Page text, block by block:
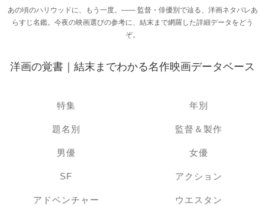
あの頃のハリウッドに、もう一度。―― 監督・俳優別で辿る、洋画ネタバレあ
らすじ名鑑。今夜の映画選びの参考に、結末まで網羅した詳細データをどう
ぞ。
洋画の覚書｜結末までわかる名作映画データベース
特集 年別
題名別 監督＆製作
男優 女優
SF アクション
アドベンチャー ウエスタン